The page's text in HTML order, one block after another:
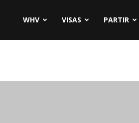
WHV VISAS PARTIR